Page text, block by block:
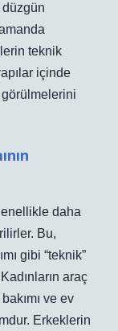
düzgün
teknik
içinde
görülmelerini
daha
Bu,
gibi “teknik”
araç
ve ev
Erkeklerin